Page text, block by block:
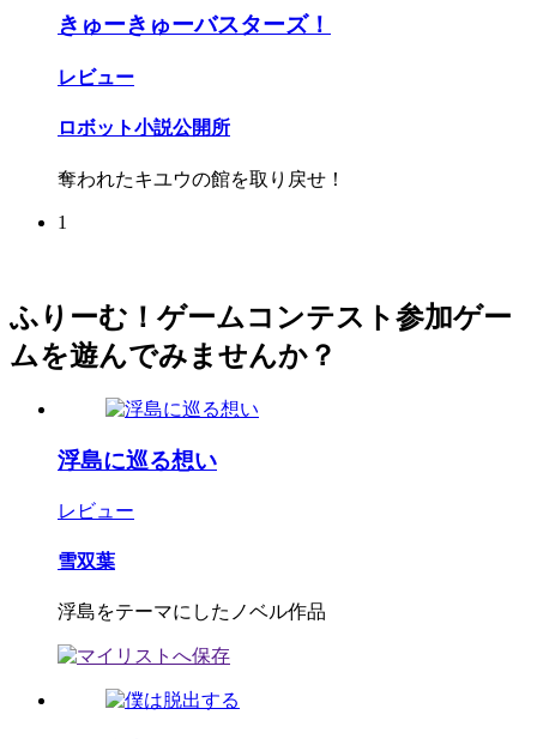
きゅーきゅーバスターズ！
レビュー
ロボット小説公開所
奪われたキユウの館を取り戻せ！
1
ふりーむ！ゲームコンテスト参加ゲー
ムを遊んでみませんか？
浮島に巡る想い
レビュー
雪双葉
浮島をテーマにしたノベル作品